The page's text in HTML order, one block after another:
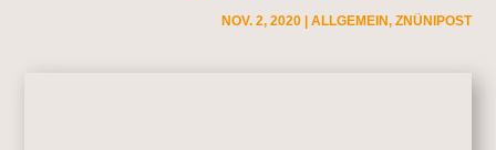
NOV. 2, 2020| ALLGEMEIN, ZNÜNIPOST